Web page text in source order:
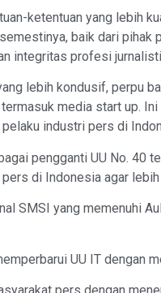
ketentuan yang lebih
baik dari pihak
integritas profesi
lebih kondusif, perpu
media start up.
industri pers di
pengganti UU No. 40
di Indonesia agar
SMSI yang memenuhi
UU IT dengan